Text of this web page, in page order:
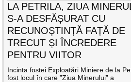
LA PETRILA, ZIUA
S-A DESFĂȘURAT CU
RECUNOȘTINȚĂ FAȚĂ DE
TRECUT ȘI ÎNCREDERE
PENTRU VIITOR
Incinta fostei Exploatări Miniere de la
fost locul în care ”Ziua Minerului” a